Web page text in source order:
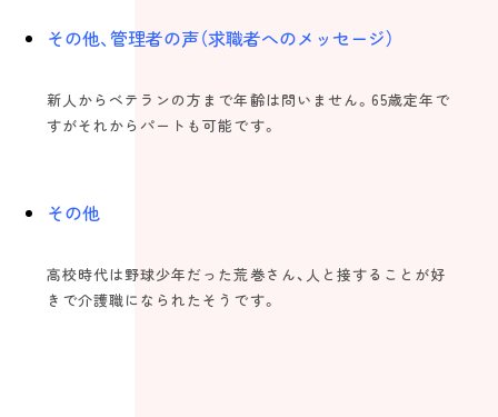
その他、管理者の声（求職者へのメッセージ）
新人からベテランの方まで年齢は問いません。65歳定年で
すがそれからパートも可能です。
その他
高校時代は野球少年だった荒巻さん、人と接することが好
きで介護職になられたそうです。